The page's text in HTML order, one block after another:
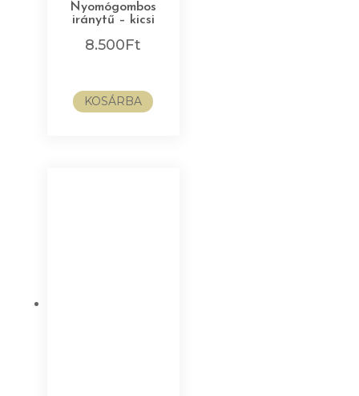
Nyomógombos
iránytű – kicsi
8.500Ft
KOSÁRBA